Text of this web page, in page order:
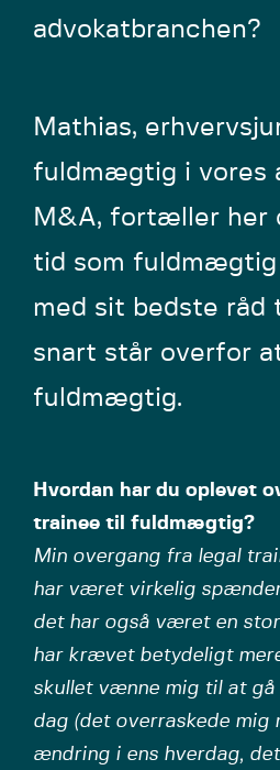
advokatbranchen?
Mathias,
fuldmægtig i vores
M&A, fortæller her
tid som fuldmægtig
med sit bedste råd
snart står overfor
fuldmægtig.
Hvordan har du oplevet
trainee til fuldmægtig?
Min overgang fra legal
har været virkelig
det har også været en
har krævet betydeligt
skullet vænne mig til at gå
dag (det overraskede mig
ændring i ens hverdag,